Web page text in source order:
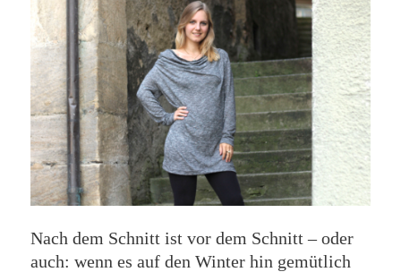
Nach dem Schnitt ist vor dem Schnitt – oder
auch: wenn es auf den Winter hin gemütlich